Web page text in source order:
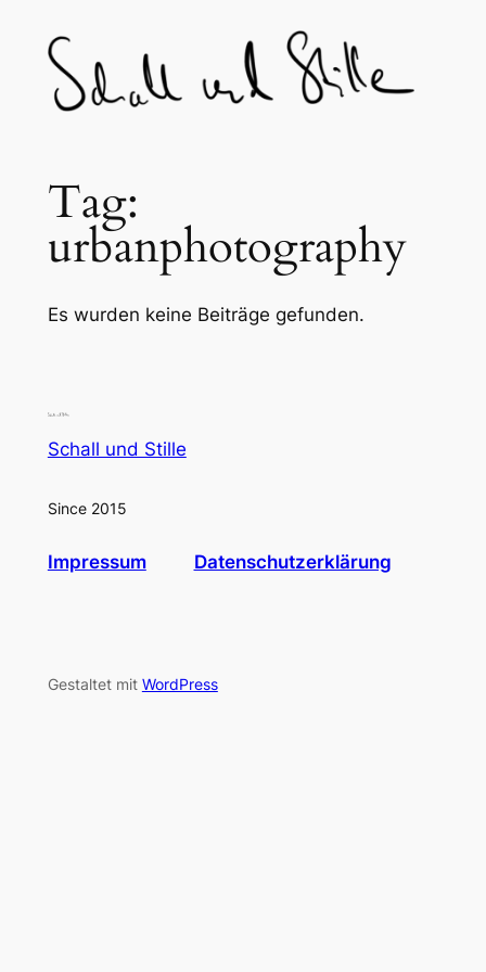
content
Tag:
urbanphotography
Es wurden keine Beiträge gefunden.
Schall und Stille
Since 2015
Impressum Datenschutzerklärung
Gestaltet mit WordPress